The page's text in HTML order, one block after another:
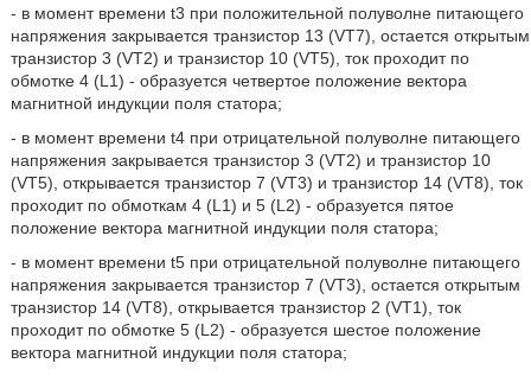
- в момент времени t3 при положительной полуволне питающего
напряжения закрывается транзистор 13 (VT7), остается открытым
транзистор 3 (VT2) и транзистор 10 (VT5), ток проходит по
обмотке 4 (L1) - образуется четвертое положение вектора
магнитной индукции поля статора;
- в момент времени t4 при отрицательной полуволне питающего
напряжения закрывается транзистор 3 (VT2) и транзистор 10
(VT5), открывается транзистор 7 (VT3) и транзистор 14 (VT8), ток
проходит по обмоткам 4 (L1) и 5 (L2) - образуется пятое
положение вектора магнитной индукции поля статора;
- в момент времени t5 при отрицательной полуволне питающего
напряжения закрывается транзистор 7 (VT3), остается открытым
транзистор 14 (VT8), открывается транзистор 2 (VT1), ток
проходит по обмотке 5 (L2) - образуется шестое положение
вектора магнитной индукции поля статора;